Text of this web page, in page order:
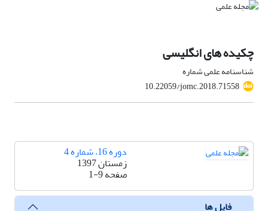
چکیده های انگلیسی
شناسنامه علمی شماره
10.22059/jomc.2018.71558
دوره 16، شماره 4
زمستان 1397
صفحه1-9
فایل ها